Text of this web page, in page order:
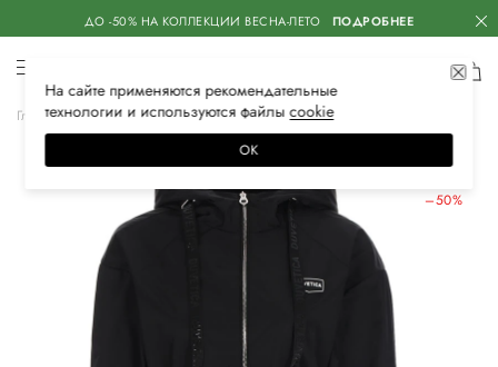
ДО -50% НА КОЛЛЕКЦИИ ВЕСНА-ЛЕТО ПОДРОБНЕЕ
Главная Женская Одежда Верхняя одежда Тренчи и плащи
–50%
На сайте применяются рекомендательные
технологии и используются файлысооkiе
ОК